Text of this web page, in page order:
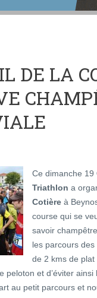
DE LA
Ce dimanche 19
Triathlon a
Cotière à
course qui se
savoir
les parcours
de 2 kms de
peloton et d’éviter
au petit parcours et